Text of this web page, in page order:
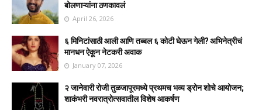
बोलणाऱ्यांना ठणकावलं
April 26, 2026
६ मिनिटांसाठी आली आणि तब्बल ६ कोटी घेऊन गेली? अभिनेत्रीचं
मानधन ऐकून नेटकरी अवाक
January 07, 2026
२ जानेवारी रोजी तुळजापूरमध्ये प्रथमच भव्य ड्रोन शोचे आयोजन;
शाकंभरी नवरात्रोत्सवातील विशेष आकर्षण